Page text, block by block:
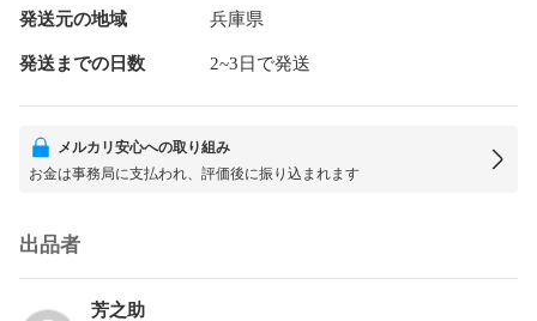
発送元の地域 兵庫県
発送までの日数 2~3日で発送
メルカリ安心への取り組み
お金は事務局に支払われ、評価後に振り込まれます
出品者
芳之助